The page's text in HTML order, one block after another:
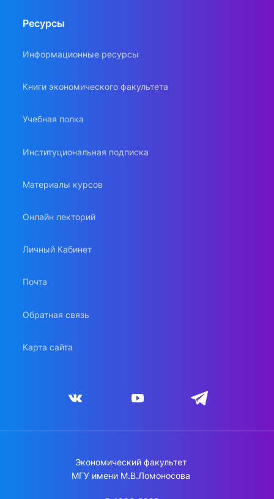
Ресурсы
Информационные ресурсы
Книги экономического факультета
Учебная полка
Институциональная подписка
Материалы курсов
Онлайн лекторий
Личный Кабинет
Почта
Обратная связь
Карта сайта
Экономический факультет
МГУ имени М.В.Ломоносова